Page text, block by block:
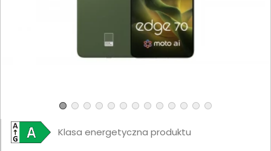
Klasa energetyczna produktu